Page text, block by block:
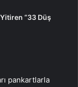
Yitiren “33 Düş
pankartlarla